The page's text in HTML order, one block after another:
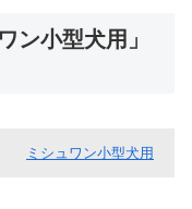
ン小型犬用」
ミシュワン小型犬用